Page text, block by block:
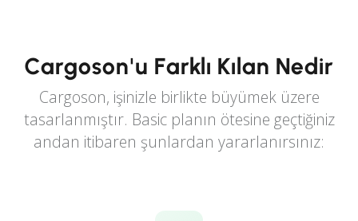
Cargoson'u Farklı Kılan Nedir
Cargoson, işinizle birlikte büyümek üzere
tasarlanmıştır. Basic planın ötesine geçtiğiniz
andan itibaren şunlardan yararlanırsınız: